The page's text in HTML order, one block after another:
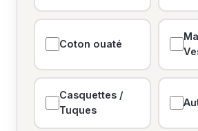
Coton ouaté
Casquettes /
Tuques